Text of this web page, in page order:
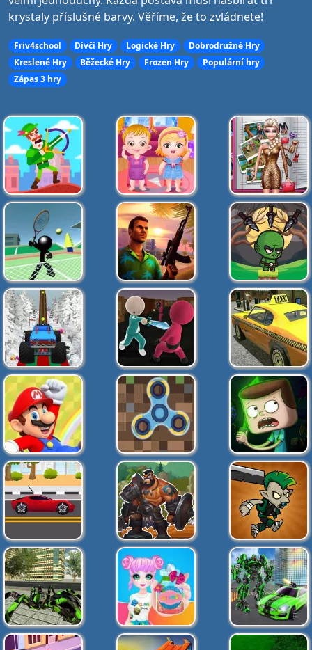
krystaly příslušné barvy. Věříme, že to zvládnete!
Friv4school Dívčí Hry Logické Hry
Dobrodružné Hry
Kreslené Hry
Běžecké Hry Frozen Hry
Populární hry
Zápas 3 hry